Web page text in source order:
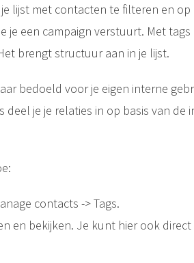
lijst met contacten te filteren en op
je een campaign verstuurt. Met tags
brengt structuur aan in je lijst.
bedoeld voor je eigen interne
je je relaties in op basis van de
contacts -> Tags.
en bekijken. Je kunt hier ook direct